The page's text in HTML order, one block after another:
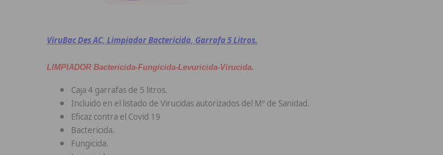
ViruBac Des AC, Limpiador Bactericida, Garrafa 5 Litros.
LIMPIADOR Bactericida-Fungicida-Levuricida-Virucida.
Caja 4 garrafas de 5 litros.
Incluido en el listado de Virucidas autorizados del Mº de Sanidad.
Eficaz contra el Covid 19
Bactericida.
Fungicida.